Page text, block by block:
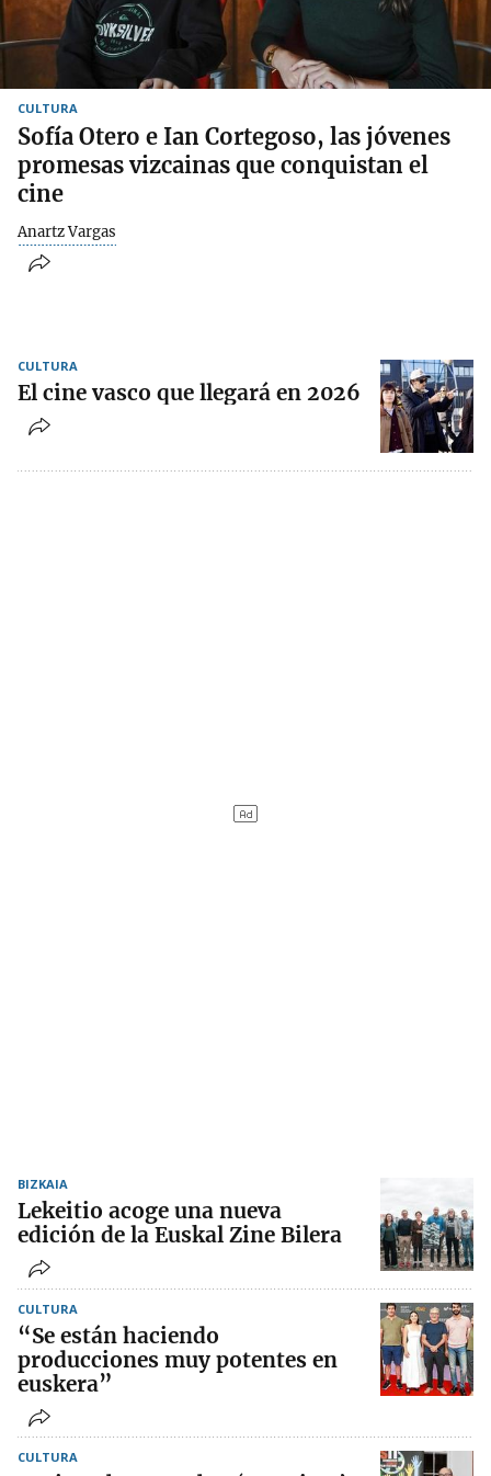
CULTURA
Sofía Otero e Ian Cortegoso, las jóvenes
promesas vizcainas que conquistan el
cine
Anartz Vargas
CULTURA
El cine vasco que llegará en 2026
BIZKAIA
Lekeitio acoge una nueva
edición de la Euskal Zine Bilera
CULTURA
“Se están haciendo
producciones muy potentes en
euskera”
CULTURA